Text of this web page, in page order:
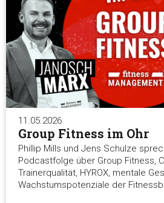
11.05.2026
Group Fitness im Ohr
Phillip Mills und Jens Schulze
Podcastfolge über Group Fitness,
Trainerqualität, HYROX, mentale
Wachstumspotenziale der